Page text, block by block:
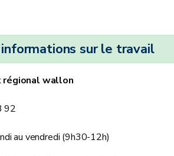
informations sur le travail
régional wallon
92
au vendredi (9h30-12h)